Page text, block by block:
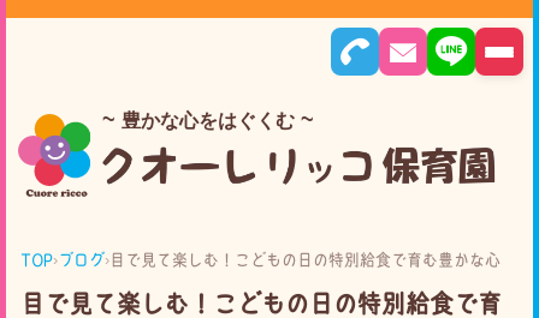
豊かな心をはぐくむ
TOP›ブログ › 目で見て楽しむ！こどもの日の特別給食で育む豊かな心
目で見て楽しむ！こどもの日の特別給食で育